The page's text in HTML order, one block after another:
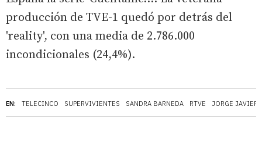
EN: TELECINCO SUPERVIVIENTES SANDRA BARNEDA RTVE JORGE JAVIER
producción de TVE-1 quedó por detrás del
'reality', con una media de 2.786.000
incondicionales (24,4%).